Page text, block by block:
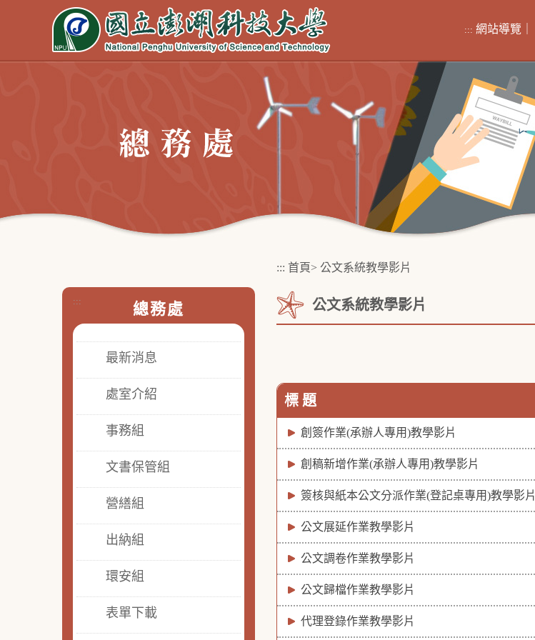
::: 網站導覽
::: 總務處
最新消息
處室介紹
事務組
文書保管組
營繕組
出納組
環安組
表單下載
::: 首頁> 公文系統教學影片
公文系統教學影片
標 題
創簽作業(承辦人專用)教學影片
創稿新增作業(承辦人專用)教學影片
簽核與紙本公文分派作業(登記桌專用)教學影片
公文展延作業教學影片
公文調卷作業教學影片
公文歸檔作業教學影片
代理登錄作業教學影片